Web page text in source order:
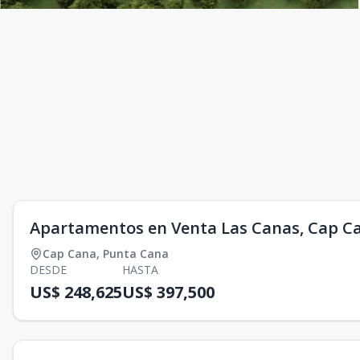
Apartamentos en Venta Las Canas, Cap
Cap Cana, Punta Cana
DESDE
US$ 248,625
HASTA
US$ 397,500